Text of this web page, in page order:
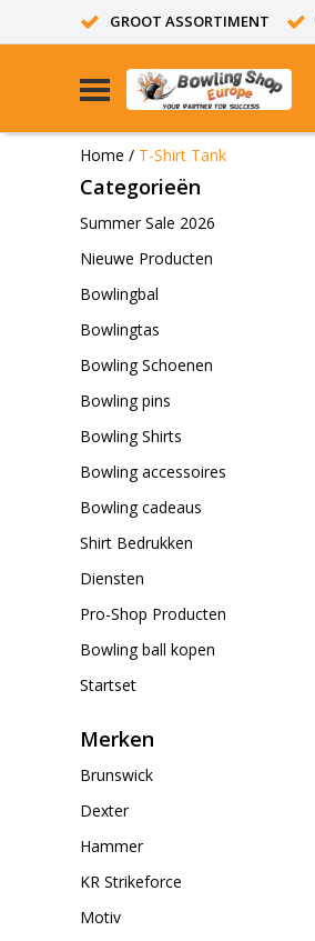
GROOT ASSORTIMENT
Home / T-Shirt Tank
Categorieën
Summer Sale 2026
Nieuwe Producten
Bowlingbal
Bowlingtas
Bowling Schoenen
Bowling pins
Bowling Shirts
Bowling accessoires
Bowling cadeaus
Shirt Bedrukken
Diensten
Pro-Shop Producten
Bowling ball kopen
Startset
Merken
Brunswick
Dexter
Hammer
KR Strikeforce
Motiv